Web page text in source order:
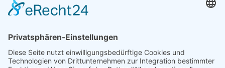
Geschäftszeiten: Flexibilität
Je nach Kundenwunsch biete ich flexibel
(Beratungs-)Termine an. Daher habe ich keine festen
Büro- oder Telefonzeiten. Gerne können Sie mir